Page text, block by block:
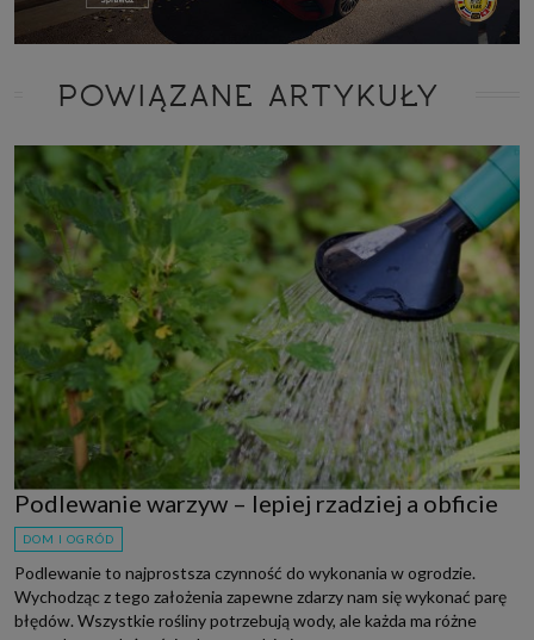
POWIĄZANE ARTYKUŁY
Podlewanie warzyw – lepiej rzadziej a obficie
DOM I OGRÓD
Podlewanie to najprostsza czynność do wykonania w ogrodzie.
Wychodząc z tego założenia zapewne zdarzy nam się wykonać parę
błędów. Wszystkie rośliny potrzebują wody, ale każda ma różne